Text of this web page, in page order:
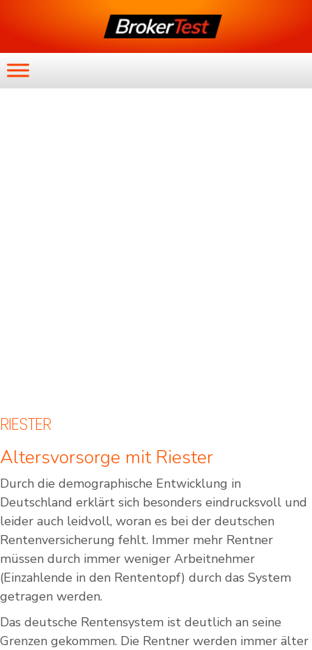
RIESTER
Altersvorsorge mit Riester
Durch die demographische Entwicklung in
Deutschland erklärt sich besonders eindrucksvoll und
leider auch leidvoll, woran es bei der deutschen
Rentenversicherung fehlt. Immer mehr Rentner
müssen durch immer weniger Arbeitnehmer
(Einzahlende in den Rententopf) durch das System
getragen werden.
Das deutsche Rentensystem ist deutlich an seine
Grenzen gekommen. Die Rentner werden immer älter